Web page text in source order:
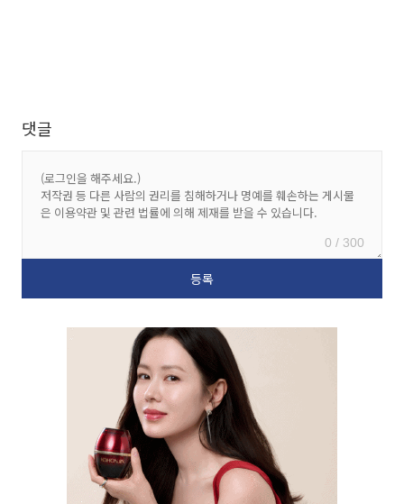
댓글
0 / 300